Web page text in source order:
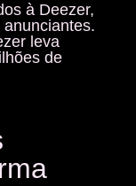
à Deezer,
leva
de